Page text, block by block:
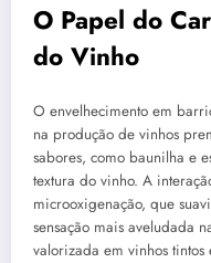
O Papel do
do Vinho
O envelhecimento em
na produção de vinhos
sabores, como baunilha e
textura do vinho. A
microoxigenação, que
sensação mais aveludada
valorizada em vinhos